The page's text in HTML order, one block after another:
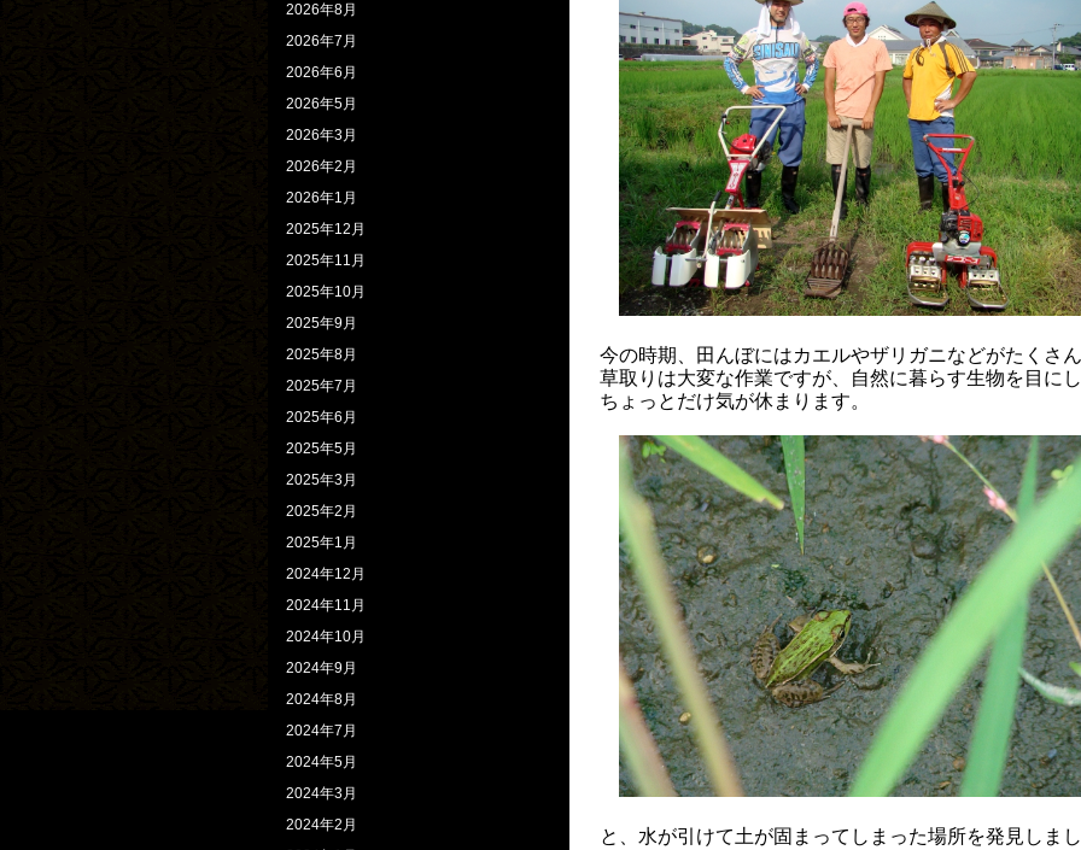
今の時期、田んぼにはカエルやザリガニなどがたくさ
草取りは大変な作業ですが、自然に暮らす生物を目に
ちょっとだけ気が休まります。
と、水が引けて土が固まってしまった場所を発見しま
2026年8月
2026年7月
2026年6月
2026年5月
2026年3月
2026年2月
2026年1月
2025年12月
2025年11月
2025年10月
2025年9月
2025年8月
2025年7月
2025年6月
2025年5月
2025年3月
2025年2月
2025年1月
2024年12月
2024年11月
2024年10月
2024年9月
2024年8月
2024年7月
2024年5月
2024年3月
2024年2月